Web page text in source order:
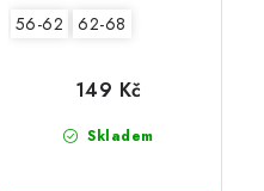
56-62 62-68
Skladem
149 Kč